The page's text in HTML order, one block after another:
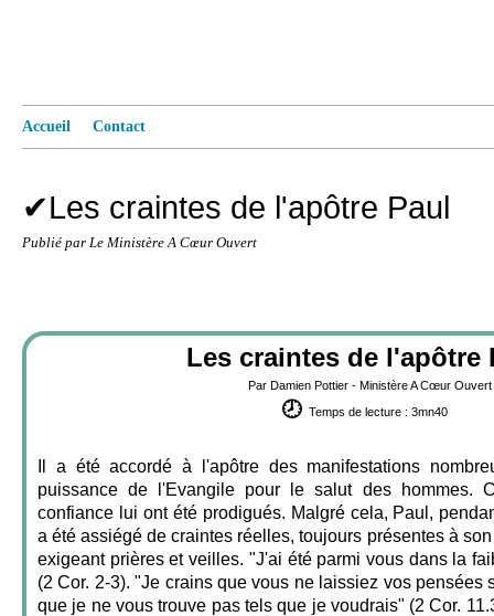
Accueil Contact
✔Les craintes de l'apôtre Paul
Publié par Le Ministère A Cœur Ouvert
Les craintes de l'apôtre
Par Damien Pottier - Ministère A Cœur Ouvert
🕗 Temps de lecture : 3mn40
Il a été accordé à l'apôtre des manifestations
puissance de l'Evangile pour le salut des hommes.
confiance lui ont été prodigués. Malgré cela, Paul,
a été assiégé de craintes réelles, toujours présentes à
exigeant prières et veilles. "J'ai été parmi vous dans la
(2 Cor. 2-3). "Je crains que vous ne laissiez vos pensées
que je ne vous trouve pas tels que je voudrais" (2 Cor.